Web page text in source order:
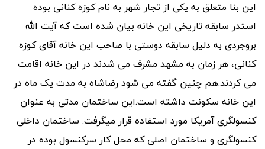
این بنا متعلق به یکی از تجار شهر به نام کوزه کنانی بوده
استدر سابقه تاریخی این خانه بیان شده است که آیت الله
بروجردی به دلیل سابقه دوستی با صاحب این خانه آقای کوزه
کنانی، هر زمان به مشهد مشرف می شدند در این خانه اقامت
می کردند.هم چنین گفته می شود رضاشاه به مدت یک ماه در
این خانه سکونت داشته است.این ساختمان مدتی به عنوان
کنسولگری آمریکا مورد استفاده قرار میگرفت. ساختمان داخلی
کنسولگری و ساختمان اصلی که محل کار سرکنسول بوده در